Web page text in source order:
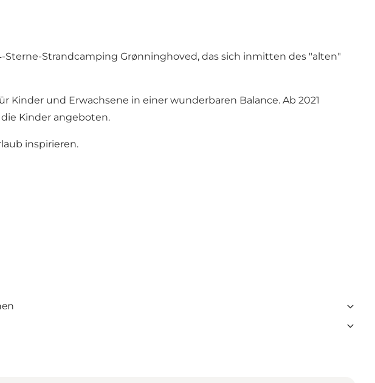
Strandcamping Grønninghoved, das sich inmitten des "alten"
und Erwachsene in einer wunderbaren Balance. Ab 2021
die Kinder angeboten.
inspirieren.